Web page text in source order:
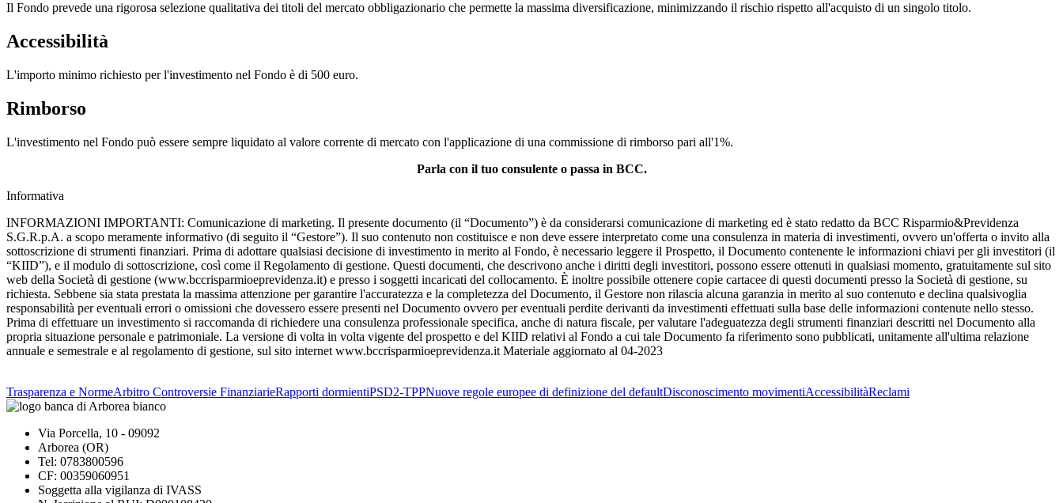
Il Fondo prevede una rigorosa selezione qualitativa dei titoli del mercato obbligazionario che permette la massima diversificazione, minimizzando il rischio rispetto all'acquisto di un singolo titolo.
Accessibilità
L'importo minimo richiesto per l'investimento nel Fondo è di 500 euro.
Rimborso
L'investimento nel Fondo può essere sempre liquidato al valore corrente di mercato con l'applicazione di una commissione di rimborso pari all'1%.
Parla con il tuo consulente o passa in BCC.
Informativa
INFORMAZIONI IMPORTANTI: Comunicazione di marketing. Il presente documento (il “Documento”) è da considerarsi comunicazione di marketing ed è stato redatto da BCC Risparmio&Previdenza
S.G.R.p.A. a scopo meramente informativo (di seguito il “Gestore”). Il suo contenuto non costituisce e non deve essere interpretato come una consulenza in materia di investimenti, ovvero un'offerta o invito alla
sottoscrizione di strumenti finanziari. Prima di adottare qualsiasi decisione di investimento in merito al Fondo, è necessario leggere il Prospetto, il Documento contenente le informazioni chiavi per gli investitori (il
“KIID”), e il modulo di sottoscrizione, così come il Regolamento di gestione. Questi documenti, che descrivono anche i diritti degli investitori, possono essere ottenuti in qualsiasi momento, gratuitamente sul sito
web della Società di gestione (www.bccrisparmioeprevidenza.it) e presso i soggetti incaricati del collocamento. È inoltre possibile ottenere copie cartacee di questi documenti presso la Società di gestione, su
richiesta. Sebbene sia stata prestata la massima attenzione per garantire l'accuratezza e la completezza del Documento, il Gestore non rilascia alcuna garanzia in merito al suo contenuto e declina qualsivoglia
responsabilità per eventuali errori o omissioni che dovessero essere presenti nel Documento ovvero per eventuali perdite derivanti da investimenti effettuati sulla base delle informazioni contenute nello stesso.
Prima di effettuare un investimento si raccomanda di richiedere una consulenza professionale specifica, anche di natura fiscale, per valutare l'adeguatezza degli strumenti finanziari descritti nel Documento alla
propria situazione personale e patrimoniale. La versione di volta in volta vigente del prospetto e del KIID relativi al Fondo a cui tale Documento fa riferimento sono pubblicati, unitamente all'ultima relazione
annuale e semestrale e al regolamento di gestione, sul sito internet www.bccrisparmioeprevidenza.it Materiale aggiornato al 04-2023
Trasparenza e NormeArbitro Controversie FinanziarieRapporti dormientiPSD2-TPPNuove regole europee di definizione del defaultDisconoscimento movimentiAccessibilitàReclami
Via Porcella, 10 - 09092
Arborea (OR)
Tel: 0783800596
CF: 00359060951
Soggetta alla vigilanza di IVASS